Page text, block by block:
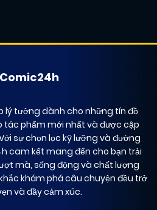
lý tưởng dành cho những tín đồ
tác phẩm mới nhất và được cập
sự chọn lọc kỹ lưỡng và đường
cam kết mang đến cho bạn trải
mà, sống động và chất lượng
khám phá câu chuyện đều trở
và đầy cảm xúc.